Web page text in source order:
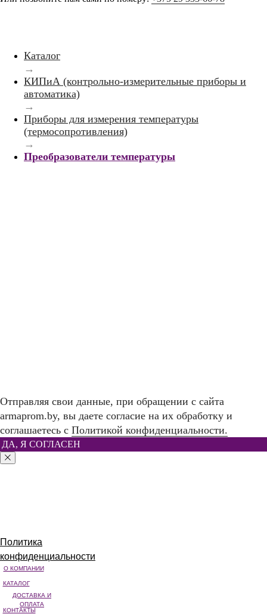
Каталог
→
КИПиА (контрольно-измерительные приборы и
автоматика)
→
Приборы для измерения температуры
(термосопротивления)
→
Преобразователи температуры
Политика
конфиденциальности
О КОМПАНИИ
КАТАЛОГ
ДОСТАВКА И
ОПЛАТА
КОНТАКТЫ
Отправляя свои данные, при обращении с сайта
armaprom.by, вы даете согласие на их обработку и
соглашаетесь с Политикой конфиденциальности.
ДА, Я СОГЛАСЕН